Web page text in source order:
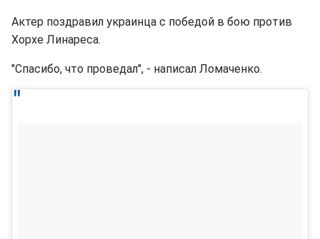
Актер поздравил украинца с победой в бою против
Хорхе Линареса.
"Спасибо, что проведал", - написал Ломаченко.